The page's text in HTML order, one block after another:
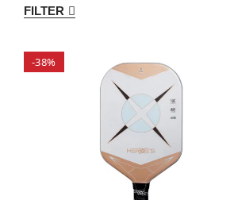
FILTER
-38%